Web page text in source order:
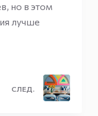
но в этом
лучше
СЛЕД.